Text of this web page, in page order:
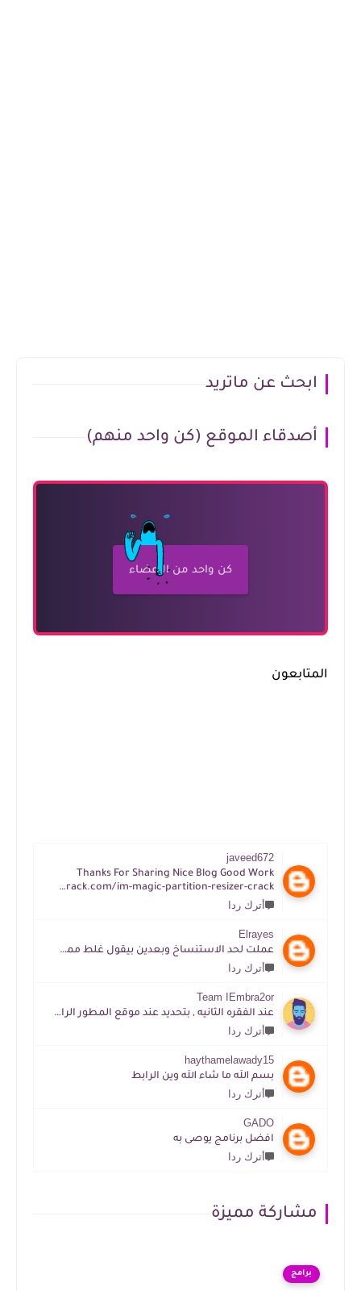
ابحث عن ماتريد
أصدقاء الموقع (كن واحد منهم)
كن واحد من الأعضاء
المتابعون
javeed672
Thanks For Sharing Nice Blog Good Work
https://tijacrack.com/im-magic-partition-resizer-crack
أترك ردا
Elrayes
عملت لحد الاستنساخ وبعدين بيقول غلط ممكن افهم ازاي
أترك ردا
Team IEmbra2or
عند الفقره الثانيه , بتحديد عند موقع المطور الرابط موجود
أترك ردا
haythamelawady15
بسم الله ما شاء الله وين الرابط
أترك ردا
GADO
افضل برنامج يوصى به
أترك ردا
مشاركة مميزة
برامج